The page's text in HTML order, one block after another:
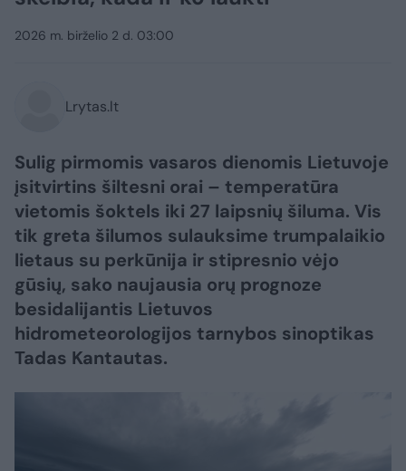
2026 m. birželio 2 d. 03:00
Lrytas.lt
Sulig pirmomis vasaros dienomis Lietuvoje
įsitvirtins šiltesni orai – temperatūra
vietomis šoktels iki 27 laipsnių šiluma. Vis
tik greta šilumos sulauksime trumpalaikio
lietaus su perkūnija ir stipresnio vėjo
gūsių, sako naujausia orų prognoze
besidalijantis Lietuvos
hidrometeorologijos tarnybos sinoptikas
Tadas Kantautas.